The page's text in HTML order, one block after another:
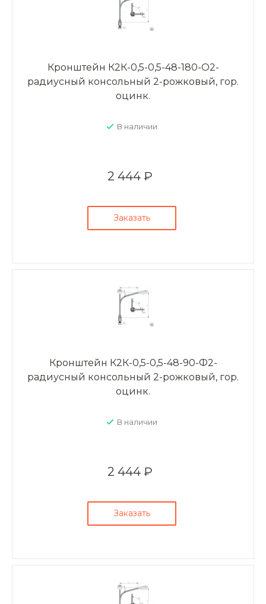
Кронштейн К2К-0,5-0,5-48-180-О2-
радиусный консольный 2-рожковый, гор.
оцинк.
В наличии
2 444 ₽
Заказать
Кронштейн К2К-0,5-0,5-48-90-Ф2-
радиусный консольный 2-рожковый, гор.
оцинк.
В наличии
2 444 ₽
Заказать